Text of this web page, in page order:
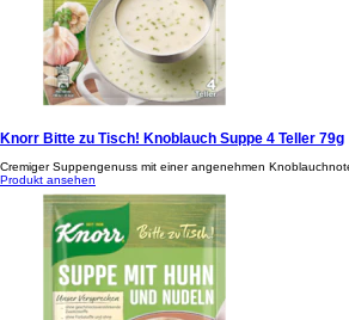
Knorr Bitte zu Tisch! Knoblauch Suppe 4 Teller 79g
Cremiger Suppengenuss mit einer angenehmen
Produkt ansehen